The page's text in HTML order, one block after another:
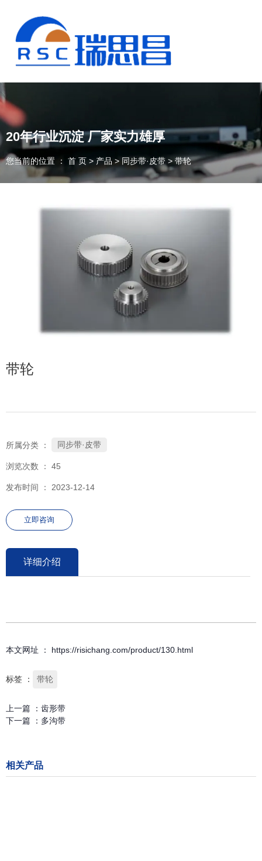
13925235098
20年行业沉淀 厂家实力雄厚
您当前的位置 ： 首 页 > 产品 > 同步带·皮带 > 带轮
带轮
所属分类 ： 同步带·皮带
浏览次数 ： 45
发布时间 ： 2023-12-14
立即咨询
详细介绍
本文网址 ： https://risichang.com/product/130.html
标签 ： 带轮
上一篇 ： 齿形带
下一篇 ： 多沟带
相关产品